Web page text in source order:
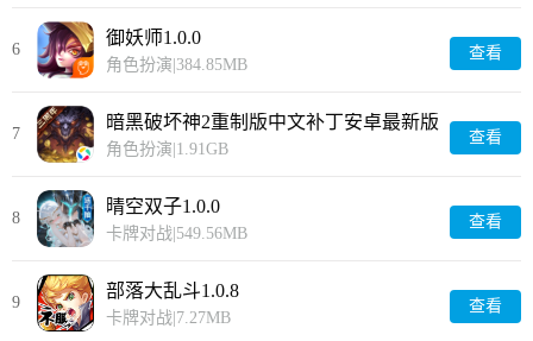
6
御妖师1.0.0
角色扮演 384.85MB
查看
7
暗黑破坏神2重制版中文补丁安卓最新版
3.2.0
角色扮演 1.91GB
查看
8
晴空双子1.0.0
卡牌对战 549.56MB
查看
9
部落大乱斗1.0.8
卡牌对战 7.27MB
查看